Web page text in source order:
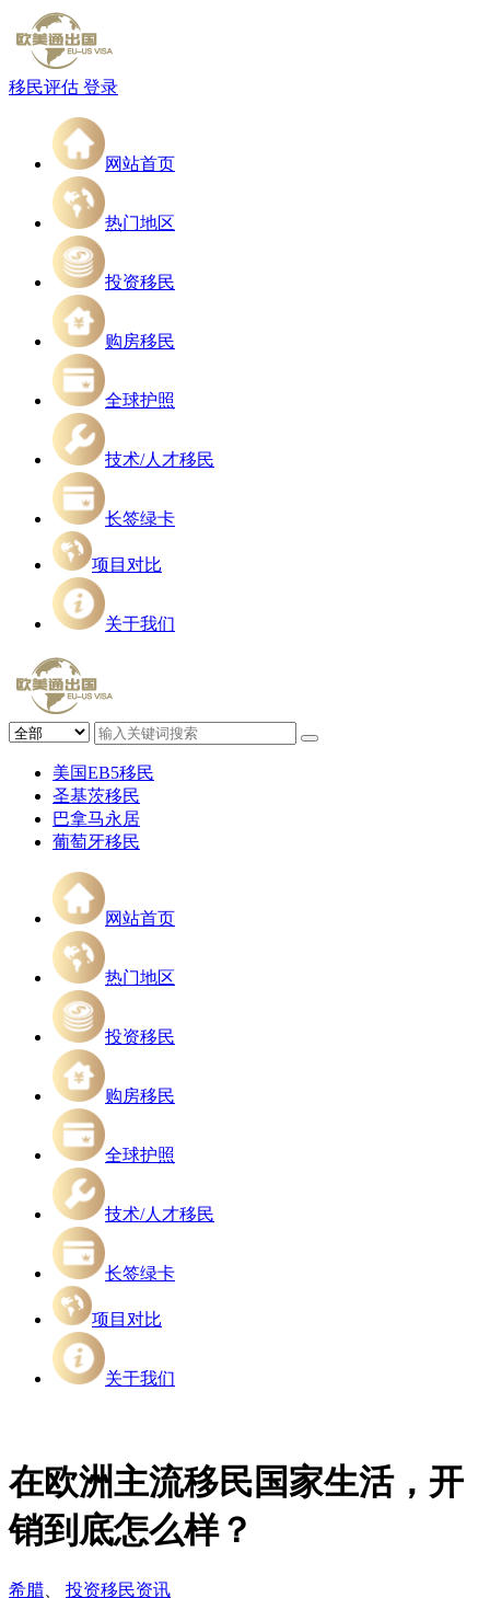
移民评估 登录
网站首页
热门地区
投资移民
购房移民
全球护照
技术/人才移民
长签绿卡
项目对比
关于我们
美国EB5移民
圣基茨移民
巴拿马永居
葡萄牙移民
网站首页
热门地区
投资移民
购房移民
全球护照
技术/人才移民
长签绿卡
项目对比
关于我们
在欧洲主流移民国家生活，开
销到底怎么样？
希腊
投资移民资讯